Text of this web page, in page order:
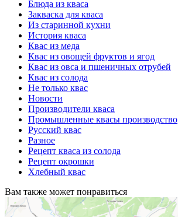
Блюда из кваса
Закваска для кваса
Из старинной кухни
История кваса
Квас из меда
Квас из овощей фруктов и ягод
Квас из овса и пшеничных отрубей
Квас из солода
Не только квас
Новости
Производители кваса
Промышленные квасы производство
Русский квас
Разное
Рецепт кваса из солода
Рецепт окрошки
Хлебный квас
Вам также может понравиться